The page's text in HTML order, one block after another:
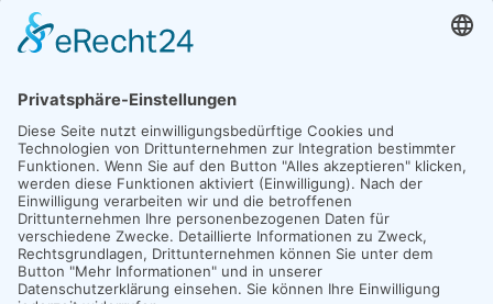
Impressum
Datenschutz
Unexpected Application Error!
crypto.randomUUID is not a function
TypeError: crypto.randomUUID is not a function
at JS.mc.suspense (https://search-
at https://search-interface.branchly.io/